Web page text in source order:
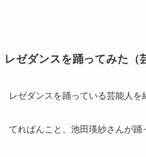
レゼダンスを踊ってみた（
レゼダンスを踊っている芸能人を
てれぱんこと、池田瑛紗さんが踊